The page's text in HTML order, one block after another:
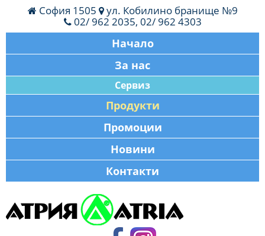
София 1505
ул. Кобилино бранище №9
02/ 962 2035, 02/ 962 4303
Начало
За нас
Сервиз
Продукти
Промоции
Новини
Контакти